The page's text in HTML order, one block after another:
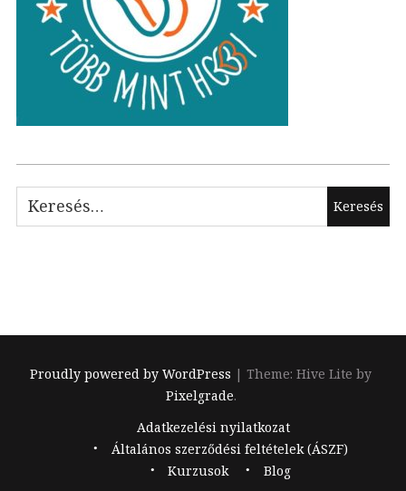
Keresés:
Proudly powered by WordPress |Theme: Hive Lite by
Pixelgrade.
Adatkezelési nyilatkozat
Általános szerződési feltételek (ÁSZF)
Kurzusok
Blog